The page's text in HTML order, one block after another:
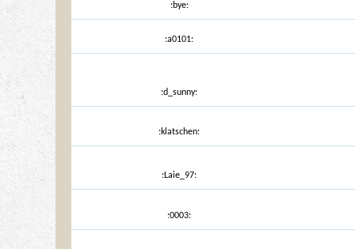
:bye:
:a0101:
:d_sunny:
:klatschen:
:Laie_97:
:0003: